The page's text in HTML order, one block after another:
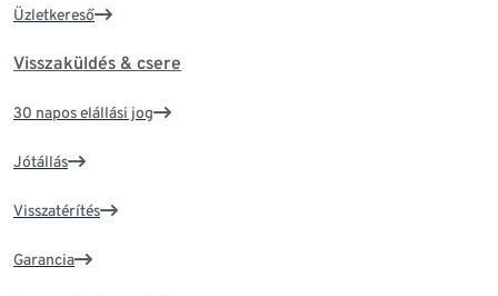
Üzletkereső
Visszaküldés & csere
30 napos elállási jog
Jótállás
Visszatérítés
Garancia